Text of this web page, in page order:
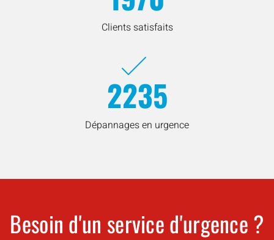
Clients satisfaits
2235
Dépannages en urgence
Besoin d'un service d'urgence ?